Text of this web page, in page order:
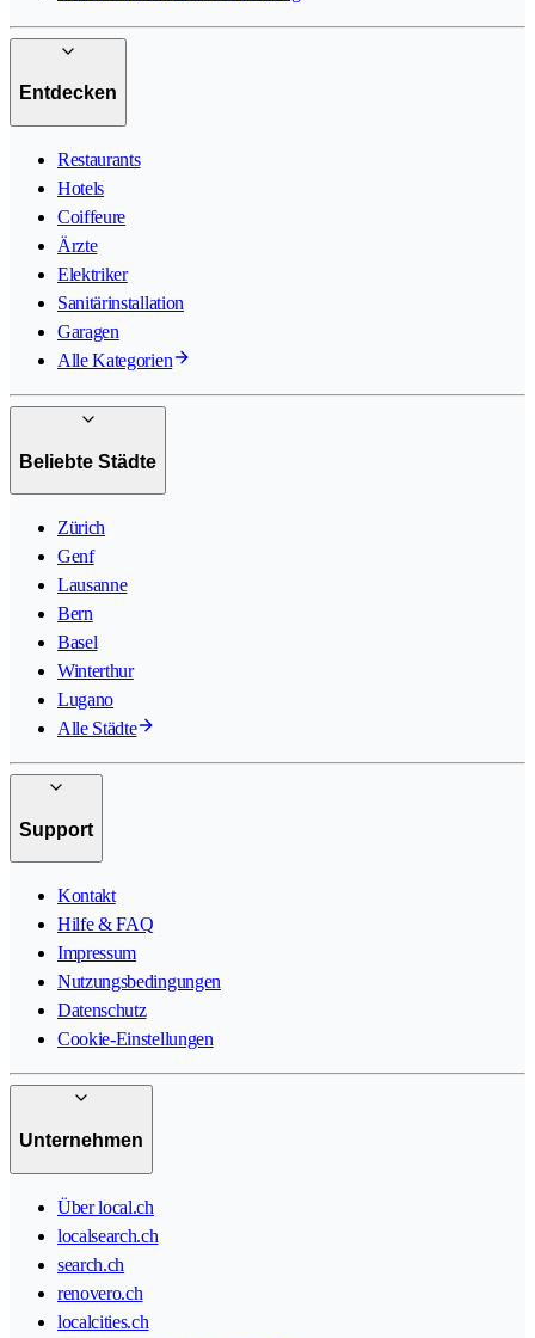
Entdecken
Restaurants
Hotels
Coiffeure
Ärzte
Elektriker
Sanitärinstallation
Garagen
Alle Kategorien
Beliebte Städte
Zürich
Genf
Lausanne
Bern
Basel
Winterthur
Lugano
Alle Städte
Support
Kontakt
Hilfe & FAQ
Impressum
Nutzungsbedingungen
Datenschutz
Cookie-Einstellungen
Unternehmen
Über local.ch
localsearch.ch
search.ch
renovero.ch
localcities.ch